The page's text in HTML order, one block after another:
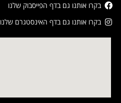
בקרו אותנו גם בדף הפייסבוק שלנו
בקרו אותנו גם בדף האינסטגרם שלנו